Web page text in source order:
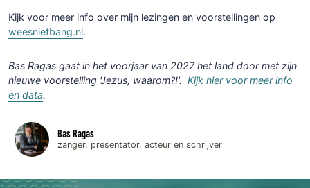
Kijk voor meer info over mijn lezingen en voorstellingen op
weesnietbang.nl.
Bas Ragas gaat in het voorjaar van 2027 het land door met zijn
nieuwe voorstelling 'Jezus, waarom?!'. Kijk hier voor meer info
en data.
Bas Ragas
zanger, presentator, acteur en schrijver